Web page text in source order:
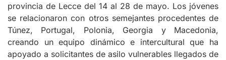
provincia de Lecce del 14 al 28 de mayo. Los jóvenes
se relacionaron con otros semejantes procedentes de
Túnez, Portugal, Polonia, Georgia y Macedonia,
creando un equipo dinámico e intercultural que ha
apoyado a solicitantes de asilo vulnerables llegados de